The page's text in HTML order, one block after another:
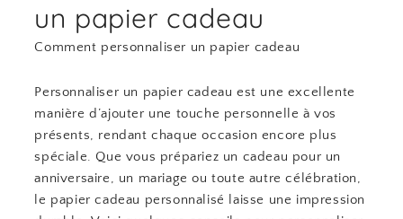
un papier cadeau
Comment personnaliser un papier cadeau
Personnaliser un papier cadeau est une excellente
manière d’ajouter une touche personnelle à vos
présents, rendant chaque occasion encore plus
spéciale. Que vous prépariez un cadeau pour un
anniversaire, un mariage ou toute autre célébration,
le papier cadeau personnalisé laisse une impression